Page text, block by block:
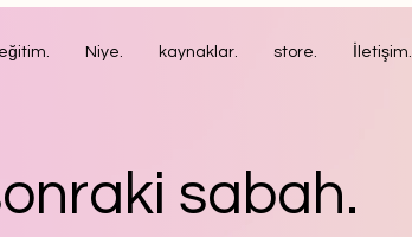
eğitim. Niye. kaynaklar. store. İletişim.
sabah.